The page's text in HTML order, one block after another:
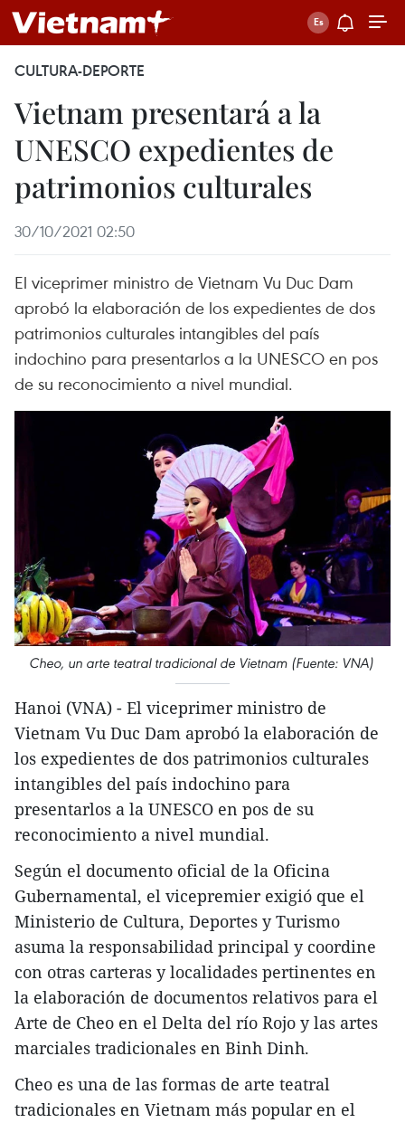
CULTURA-DEPORTE
Vietnam presentará a la
UNESCO expedientes de
patrimonios culturales
30/10/2021 02:50
El viceprimer ministro de Vietnam Vu Duc Dam
aprobó la elaboración de los expedientes de dos
patrimonios culturales intangibles del país
indochino para presentarlos a la UNESCO en pos
de su reconocimiento a nivel mundial.
Cheo, un arte teatral tradicional de Vietnam (Fuente: VNA)
Hanoi (VNA) - El viceprimer ministro de
Vietnam Vu Duc Dam aprobó la elaboración de
los expedientes de dos patrimonios culturales
intangibles del país indochino para
presentarlos a la UNESCO en pos de su
reconocimiento a nivel mundial.
Según el documento oficial de la Oficina
Gubernamental, el vicepremier exigió que el
Ministerio de Cultura, Deportes y Turismo
asuma la responsabilidad principal y coordine
con otras carteras y localidades pertinentes en
la elaboración de documentos relativos para el
Arte de Cheo en el Delta del río Rojo y las artes
marciales tradicionales en Binh Dinh.
Cheo es una de las formas de arte teatral
tradicionales en Vietnam más popular en el